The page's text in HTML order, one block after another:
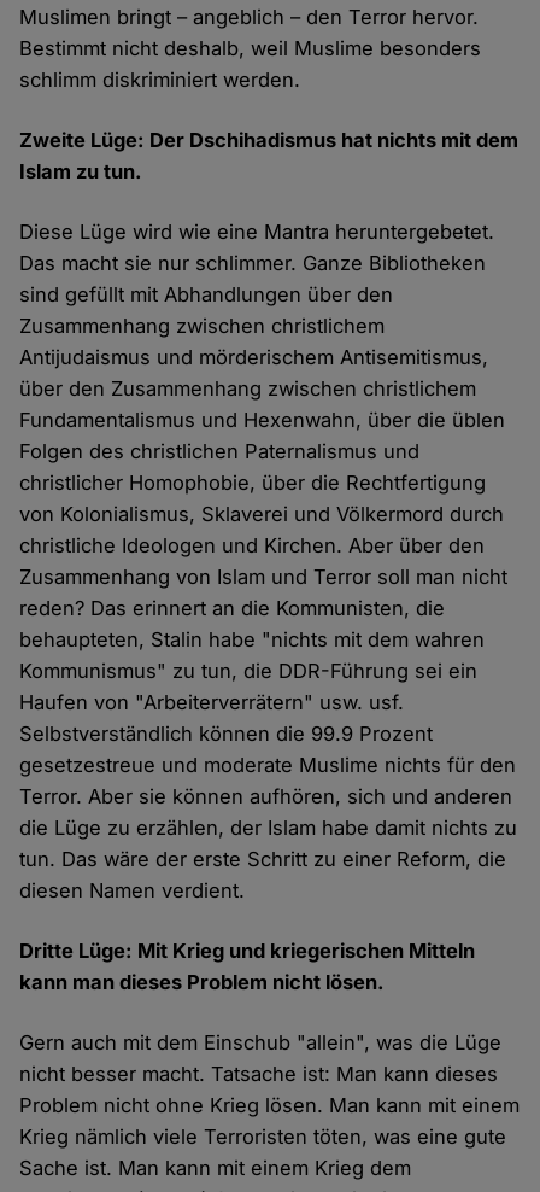
Muslimen bringt – angeblich – den Terror hervor.
Bestimmt nicht deshalb, weil Muslime besonders
schlimm diskriminiert werden.
Zweite Lüge: Der Dschihadismus hat nichts mit dem
Islam zu tun.
Diese Lüge wird wie eine Mantra heruntergebetet.
Das macht sie nur schlimmer. Ganze Bibliotheken
sind gefüllt mit Abhandlungen über den
Zusammenhang zwischen christlichem
Antijudaismus und mörderischem Antisemitismus,
über den Zusammenhang zwischen christlichem
Fundamentalismus und Hexenwahn, über die üblen
Folgen des christlichen Paternalismus und
christlicher Homophobie, über die Rechtfertigung
von Kolonialismus, Sklaverei und Völkermord durch
christliche Ideologen und Kirchen. Aber über den
Zusammenhang von Islam und Terror soll man nicht
reden? Das erinnert an die Kommunisten, die
behaupteten, Stalin habe "nichts mit dem wahren
Kommunismus" zu tun, die DDR-Führung sei ein
Haufen von "Arbeiterverrätern" usw. usf.
Selbstverständlich können die 99.9 Prozent
gesetzestreue und moderate Muslime nichts für den
Terror. Aber sie können aufhören, sich und anderen
die Lüge zu erzählen, der Islam habe damit nichts zu
tun. Das wäre der erste Schritt zu einer Reform, die
diesen Namen verdient.
Dritte Lüge: Mit Krieg und kriegerischen Mitteln
kann man dieses Problem nicht lösen.
Gern auch mit dem Einschub "allein", was die Lüge
nicht besser macht. Tatsache ist: Man kann dieses
Problem nicht ohne Krieg lösen. Man kann mit einem
Krieg nämlich viele Terroristen töten, was eine gute
Sache ist. Man kann mit einem Krieg dem